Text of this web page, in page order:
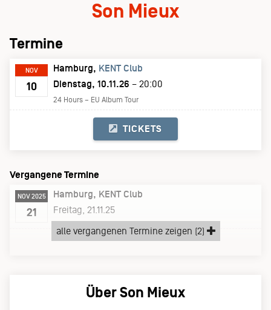
Son Mieux
Termine
NOV
10
Hamburg
KENT Club
Dienstag, 10.11.26 – 20:00
24 Hours – EU Album Tour
TICKETS
Vergangene Termine
NOV 2025
21
Hamburg
KENT Club
Freitag, 21.11.25
abgesagt
alle vergangenen Termine zeigen (2)
Über Son Mieux